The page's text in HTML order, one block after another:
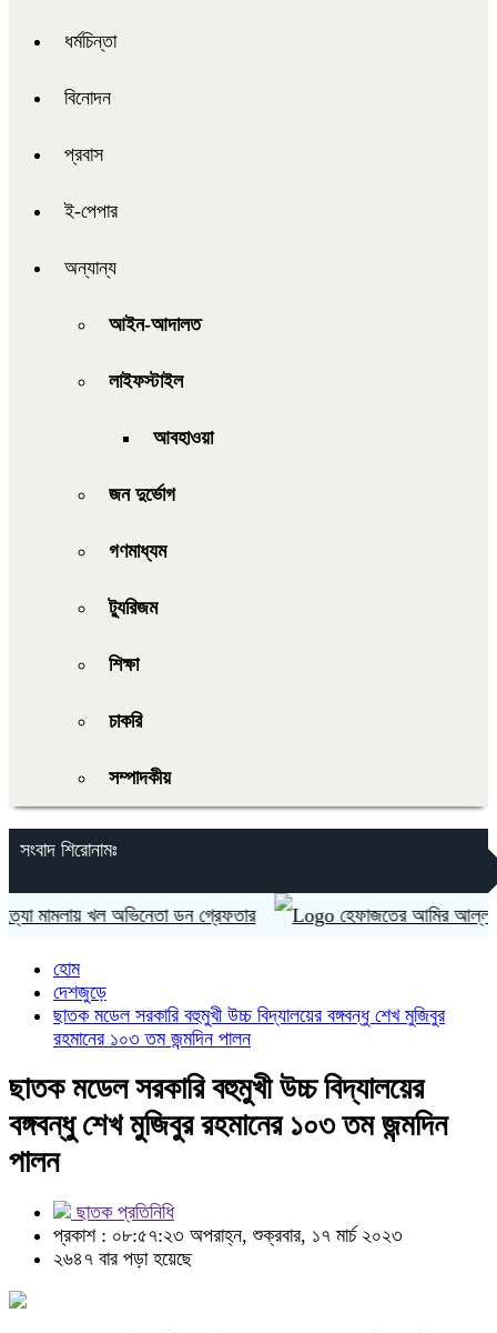
ধর্মচিন্তা
বিনোদন
প্রবাস
ই-পেপার
অন্যান্য
আইন-আদালত
লাইফস্টাইল
আবহাওয়া
জন দুর্ভোগ
গণমাধ্যম
ট্যুরিজম
শিক্ষা
চাকরি
সম্পাদকীয়
সংবাদ শিরোনামঃ
মামলায় খল অভিনেতা ডন গ্রেফতার হেফাজতের আমির আল্লামা শাহ
হোম
দেশজুড়ে
ছাতক মডেল সরকারি বহুমুখী উচ্চ বিদ্যালয়ের বঙ্গবন্ধু শেখ মুজিবুর
রহমানের ১০৩ তম জন্মদিন পালন
ছাতক মডেল সরকারি বহুমুখী উচ্চ বিদ্যালয়ের
বঙ্গবন্ধু শেখ মুজিবুর রহমানের ১০৩ তম জন্মদিন
পালন
ছাতক প্রতিনিধি
প্রকাশ : ০৮:৫৭:২৩ অপরাহ্ন, শুক্রবার, ১৭ মার্চ ২০২৩
২৬৪৭ বার পড়া হয়েছে